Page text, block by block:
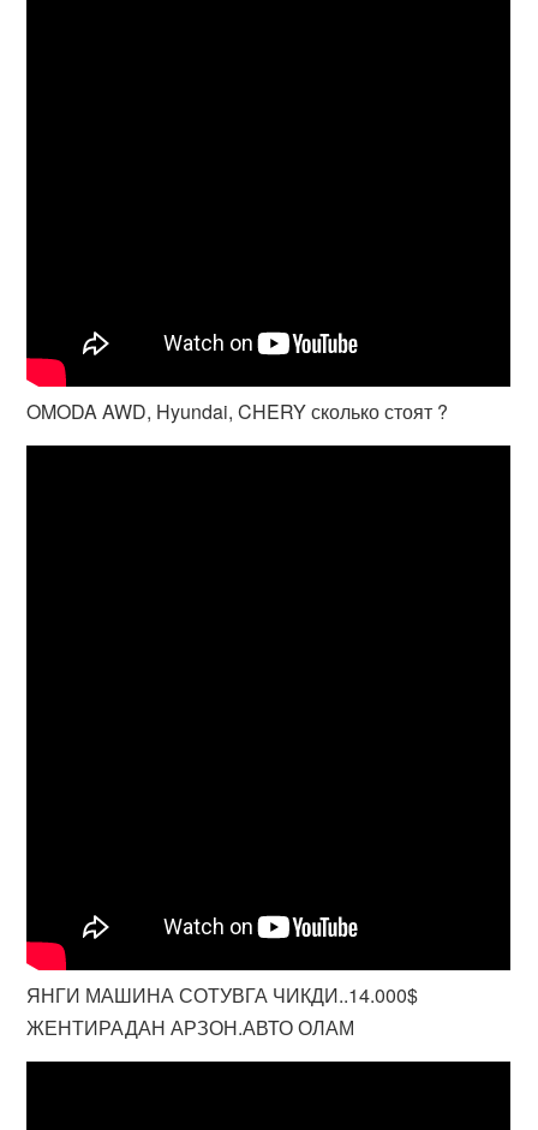
OMODA AWD, Hyundai, CHERY сколько стоят ?
ЯНГИ МАШИНА СОТУВГА ЧИКДИ..14.000$
ЖЕНТИРАДАН АРЗОН.АВТО ОЛАМ